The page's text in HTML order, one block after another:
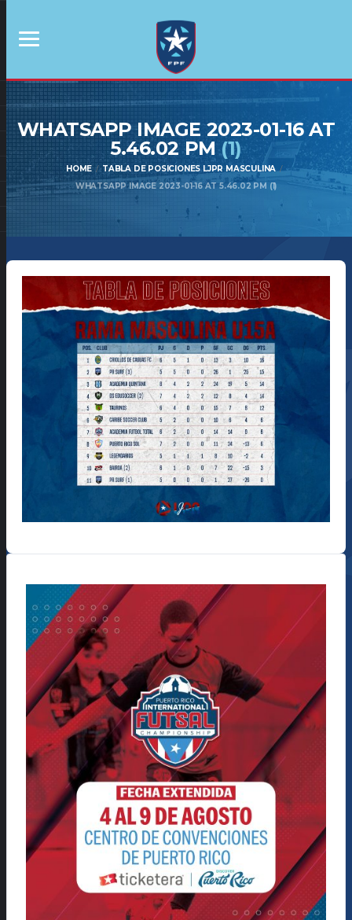
WHATSAPP IMAGE 2023-01-16 AT
5.46.02 PM(1)
HOME
TABLA DE POSICIONES LJPR MASCULINA
WHATSAPP IMAGE 2023-01-16 AT 5.46.02 PM (1)